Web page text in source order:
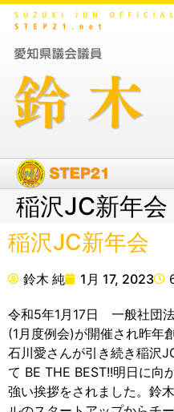
稲沢JC新年会
稲沢JC新年会
鈴木 純 1月 17, 2023
令和5年1月17日 一般社団
(1月度例会)が開催され昨年
石川愛さんが引き続き稲沢
て BE THE BEST!!明日に向
強い挨拶をされました。鈴